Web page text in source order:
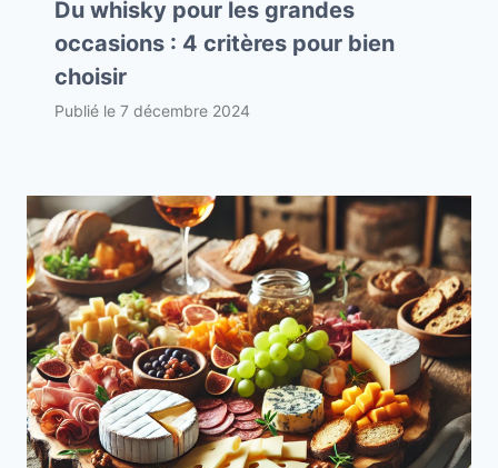
Du whisky pour les grandes
occasions : 4 critères pour bien
choisir
Publié le 7 décembre 2024